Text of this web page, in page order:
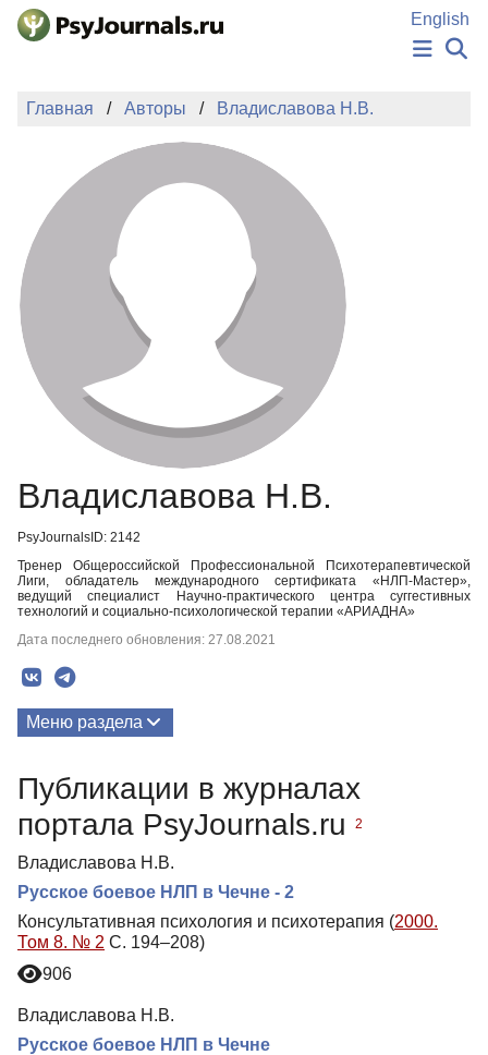
Перейти к основному содержанию
English
НОВОСТИ
АВТОРЫ
ПОДАТЬ РУКОПИСЬ
БАЗА ЗНАНИЙ
КЛЮЧЕВЫЕ СЛОВА
Регистрация
Главная Авторы Владиславова Н.В.
Владиславова Н.В.
PsyJournalsID: 2142
Тренер Общероссийской Профессиональной Психотерапевтической
Лиги, обладатель международного сертификата «НЛП-Мастер»,
ведущий специалист Научно-практического центра суггестивных
технологий и социально-психологической терапии «АРИАДНА»
Дата последнего обновления: 27.08.2021
Меню раздела
Публикации в журналах
портала PsyJournals.ru
2
Владиславова Н.В.
Русское боевое НЛП в Чечне - 2
Консультативная психология и психотерапия (2000.
Том 8. № 2 С. 194–208)
906
Владиславова Н.В.
Русское боевое НЛП в Чечне